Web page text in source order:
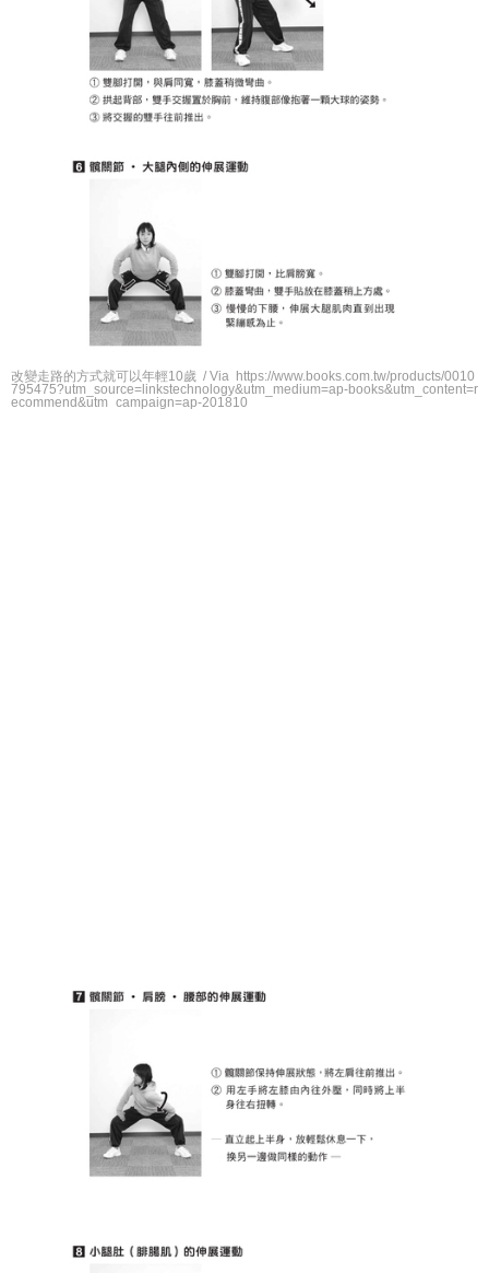
改變走路的方式就可以年輕10歲 / Via https://www.books.com.tw/products/0010
795475?utm_source=linkstechnology&utm_medium=ap-books&utm_content=r
ecommend&utm_campaign=ap-201810